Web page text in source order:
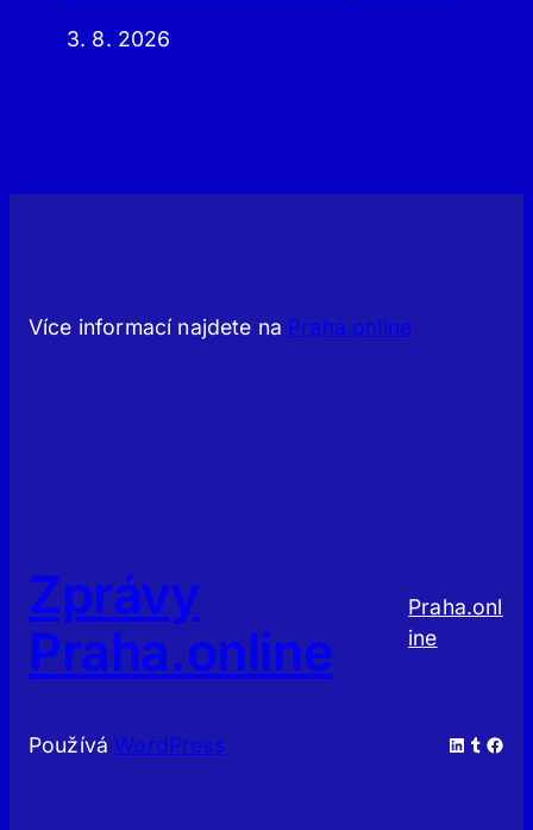
3. 8. 2026
Více informací najdete na Praha.online
Zprávy
Praha.online
Praha.onl
ine
PoužíváWordPress LinkedIn Tumblr Facebook